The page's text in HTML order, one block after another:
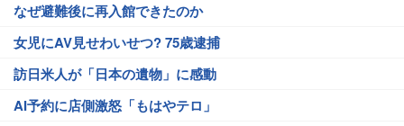
なぜ避難後に再入館できたのか
女児にAV見せわいせつ? 75歳逮捕
訪日米人が「日本の遺物」に感動
AI予約に店側激怒「もはやテロ」